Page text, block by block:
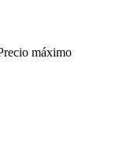
máximo